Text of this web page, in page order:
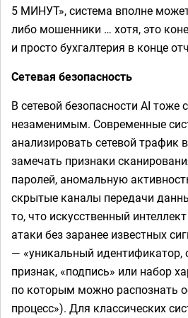
5 МИНУТ», система вполне
либо мошенники … хотя, это
и просто бухгалтерия в конце
Сетевая безопасность
В сетевой безопасности AI тоже
незаменимым. Современные
анализировать сетевой трафик
замечать признаки
паролей, аномальную
скрытые каналы передачи
то, что искусственный
атаки без заранее известных
— «уникальный идентификатор,
признак, «подпись» или набор
по которым можно распознать
процесс»). Для классических